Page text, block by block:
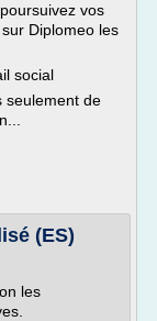
vos
Diplomeo les
social
seulement de
(ES)
les